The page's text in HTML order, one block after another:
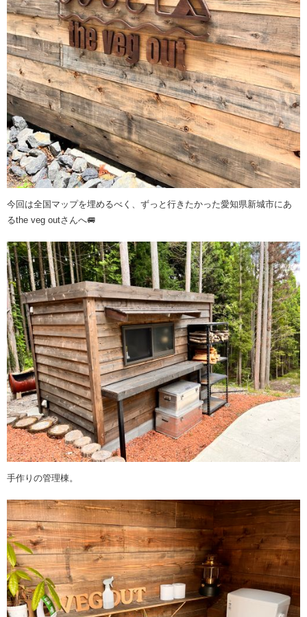
今回は全国マップを埋めるべく、ずっと行きたかった愛知県新城市にあ
るthe veg outさんへ🚐
手作りの管理棟。